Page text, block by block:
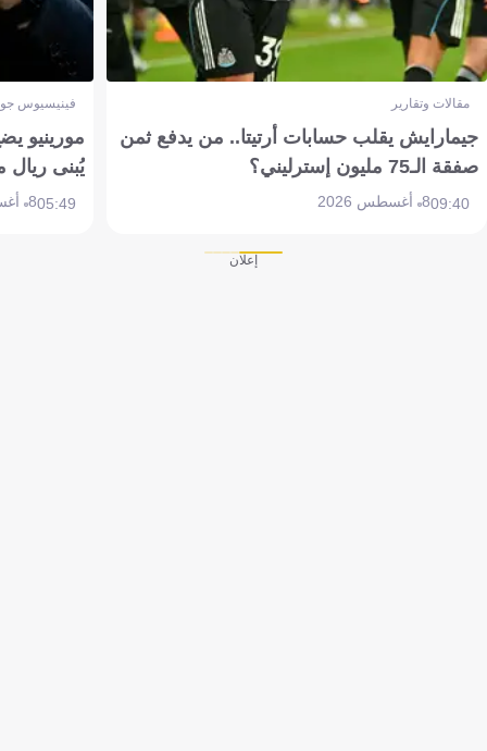
مقالات وتقارير
جيمارايش يقلب حسابات أرتيتا.. من يدفع ثمن
صفقة الـ75 مليون إسترليني؟
09:408 أغسطس 2026
فينيسيوس
مورينيو
يُبنى ريال
05:498 أغسطس 2026
إعلان